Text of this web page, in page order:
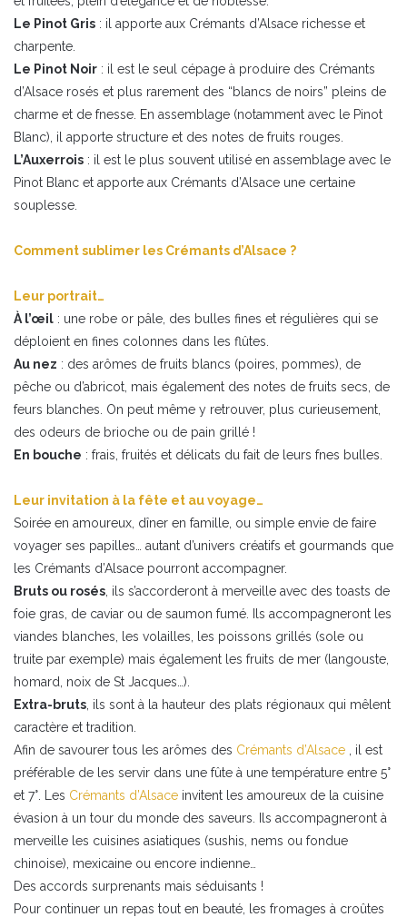
Le Pinot Gris : il apporte aux Crémants d’Alsace richesse et
charpente.
Le Pinot Noir : il est le seul cépage à produire des Crémants
d’Alsace rosés et plus rarement des “blancs de noirs” pleins de
charme et de fnesse. En assemblage (notamment avec le Pinot
Blanc), il apporte structure et des notes de fruits rouges.
L’Auxerrois : il est le plus souvent utilisé en assemblage avec le
Pinot Blanc et apporte aux Crémants d’Alsace une certaine
souplesse.
Comment sublimer les Crémants d’Alsace ?
Leur portrait…
À l’œil : une robe or pâle, des bulles fines et régulières qui se
déploient en fines colonnes dans les flûtes.
Au nez : des arômes de fruits blancs (poires, pommes), de
pêche ou d’abricot, mais également des notes de fruits secs, de
feurs blanches. On peut même y retrouver, plus curieusement,
des odeurs de brioche ou de pain grillé !
En bouche : frais, fruités et délicats du fait de leurs fnes bulles.
Leur invitation à la fête et au voyage…
Soirée en amoureux, dîner en famille, ou simple envie de faire
voyager ses papilles… autant d’univers créatifs et gourmands que
les Crémants d’Alsace pourront accompagner.
Bruts ou rosés , ils s’accorderont à merveille avec des toasts de
foie gras, de caviar ou de saumon fumé. Ils accompagneront les
viandes blanches, les volailles, les poissons grillés (sole ou
truite par exemple) mais également les fruits de mer (langouste,
homard, noix de St Jacques…).
Extra-bruts , ils sont à la hauteur des plats régionaux qui mêlent
caractère et tradition.
Afin de savourer tous les arômes des Crémants d’Alsace , il est
préférable de les servir dans une fûte à une température entre 5°
et 7°. Les Crémants d’Alsace invitent les amoureux de la cuisine
évasion à un tour du monde des saveurs. Ils accompagneront à
merveille les cuisines asiatiques (sushis, nems ou fondue
chinoise), mexicaine ou encore indienne…
Des accords surprenants mais séduisants !
Pour continuer un repas tout en beauté, les fromages à croûtes